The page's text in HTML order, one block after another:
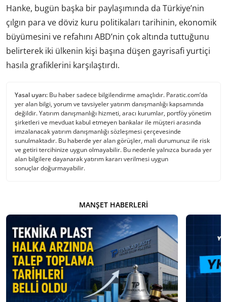
Hanke, bugün başka bir paylaşımında da Türkiye’nin
çılgın para ve döviz kuru politikaları tarihinin, ekonomik
büyümesini ve refahını ABD’nin çok altında tuttuğunu
belirterek iki ülkenin kişi başına düşen gayrisafi yurtiçi
hasıla grafiklerini karşılaştırdı.
Yasal uyarı: Bu haber sadece bilgilendirme amaçlıdır. Paratic.com’da
yer alan bilgi, yorum ve tavsiyeler yatırım danışmanlığı kapsamında
değildir. Yatırım danışmanlığı hizmeti, aracı kurumlar, portföy yönetim
şirketleri ve mevduat kabul etmeyen bankalar ile müşteri arasında
imzalanacak yatırım danışmanlığı sözleşmesi çerçevesinde
sunulmaktadır. Bu haberde yer alan görüşler, mali durumunuz ile risk
ve getiri tercihinize uygun olmayabilir. Bu nedenle yalnızca burada yer
alan bilgilere dayanarak yatırım kararı verilmesi uygun
sonuçlar doğurmayabilir.
MANŞET HABERLERI